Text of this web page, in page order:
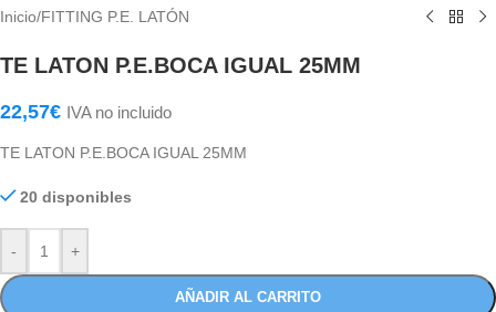
Inicio/FITTING P.E. LATÓN
TE LATON P.E.BOCA IGUAL 25MM
22,57€ IVA no incluido
TE LATON P.E.BOCA IGUAL 25MM
20 disponibles
- +
AÑADIR AL CARRITO